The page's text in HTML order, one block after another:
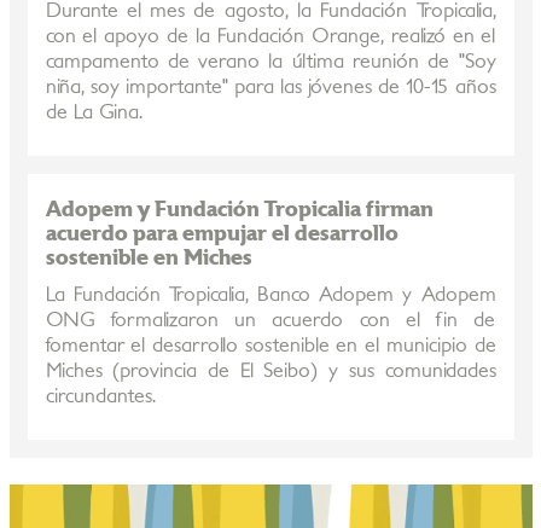
Durante el mes de agosto, la Fundación Tropicalia,
con el apoyo de la Fundación Orange, realizó en el
campamento de verano la última reunión de "Soy
niña, soy importante" para las jóvenes de 10-15 años
de La Gina.
Adopem y Fundación Tropicalia firman
acuerdo para empujar el desarrollo
sostenible en Miches
La Fundación Tropicalia, Banco Adopem y Adopem
ONG formalizaron un acuerdo con el fin de
fomentar el desarrollo sostenible en el municipio de
Miches (provincia de El Seibo) y sus comunidades
circundantes.